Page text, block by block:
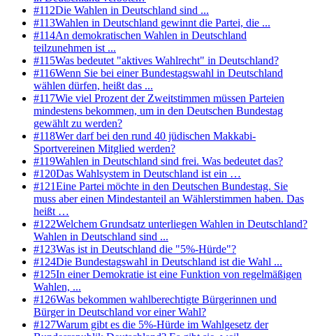
#112Die Wahlen in Deutschland sind ...
#113Wahlen in Deutschland gewinnt die Partei, die ...
#114An demokratischen Wahlen in Deutschland
teilzunehmen ist ...
#115Was bedeutet "aktives Wahlrecht" in Deutschland?
#116Wenn Sie bei einer Bundestagswahl in Deutschland
wählen dürfen, heißt das ...
#117Wie viel Prozent der Zweitstimmen müssen Parteien
mindestens bekommen, um in den Deutschen Bundestag
gewählt zu werden?
#118Wer darf bei den rund 40 jüdischen Makkabi-
Sportvereinen Mitglied werden?
#119Wahlen in Deutschland sind frei. Was bedeutet das?
#120Das Wahlsystem in Deutschland ist ein …
#121Eine Partei möchte in den Deutschen Bundestag. Sie
muss aber einen Mindestanteil an Wählerstimmen haben. Das
heißt …
#122Welchem Grundsatz unterliegen Wahlen in Deutschland?
Wahlen in Deutschland sind ...
#123Was ist in Deutschland die "5%-Hürde"?
#124Die Bundestagswahl in Deutschland ist die Wahl ...
#125In einer Demokratie ist eine Funktion von regelmäßigen
Wahlen, ...
#126Was bekommen wahlberechtigte Bürgerinnen und
Bürger in Deutschland vor einer Wahl?
#127Warum gibt es die 5%-Hürde im Wahlgesetz der